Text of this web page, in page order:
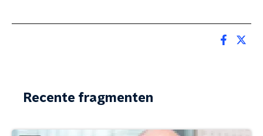
Recente fragmenten